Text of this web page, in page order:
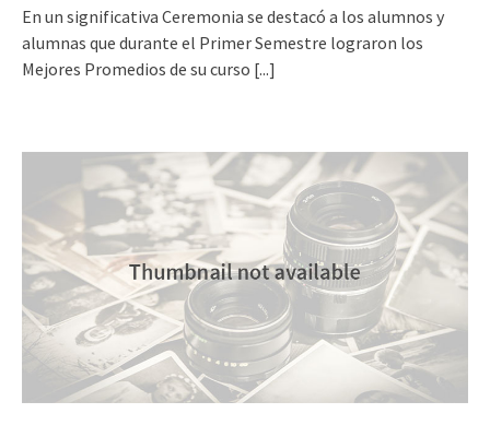
En un significativa Ceremonia se destacó a los alumnos y
alumnas que durante el Primer Semestre lograron los
Mejores Promedios de su curso [...]